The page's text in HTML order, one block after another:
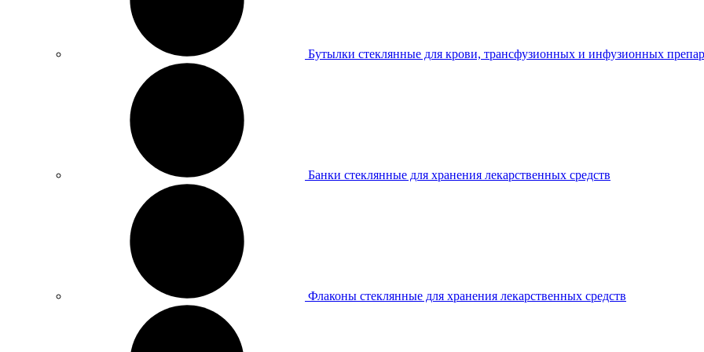
Бутылки стеклянные для крови, трансфузионных и инфузионных
Банки стеклянные для хранения лекарственных средств
Флаконы стеклянные для хранения лекарственных средств